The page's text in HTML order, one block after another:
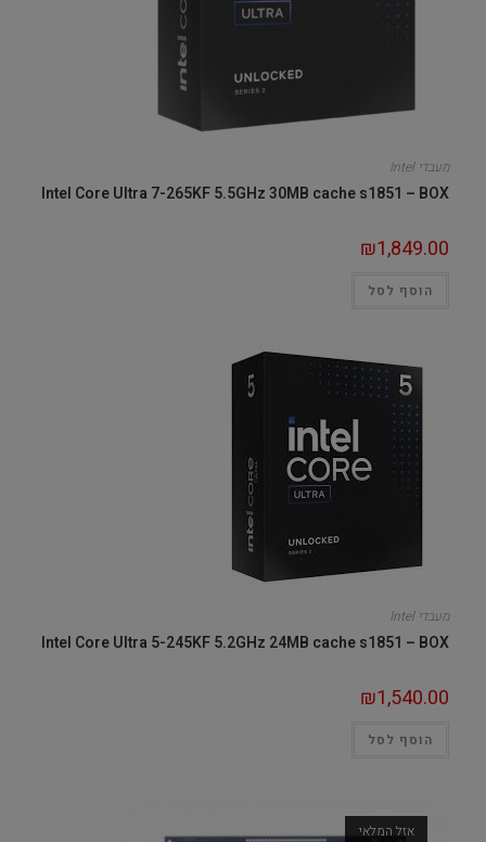
מעבדי Intel
Intel Core Ultra 7-265KF 5.5GHz 30MB cache s1851 – BOX
₪1,849.00
הוסף לסל
מעבדי Intel
Intel Core Ultra 5-245KF 5.2GHz 24MB cache s1851 – BOX
₪1,540.00
הוסף לסל
אזל המלאי